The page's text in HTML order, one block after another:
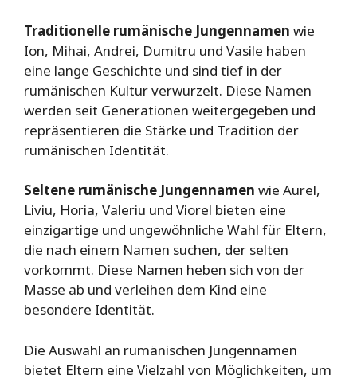
Traditionelle rumänische Jungennamen wie
Ion, Mihai, Andrei, Dumitru und Vasile haben
eine lange Geschichte und sind tief in der
rumänischen Kultur verwurzelt. Diese Namen
werden seit Generationen weitergegeben und
repräsentieren die Stärke und Tradition der
rumänischen Identität.
Seltene rumänische Jungennamen wie Aurel,
Liviu, Horia, Valeriu und Viorel bieten eine
einzigartige und ungewöhnliche Wahl für Eltern,
die nach einem Namen suchen, der selten
vorkommt. Diese Namen heben sich von der
Masse ab und verleihen dem Kind eine
besondere Identität.
Die Auswahl an rumänischen Jungennamen
bietet Eltern eine Vielzahl von Möglichkeiten, um